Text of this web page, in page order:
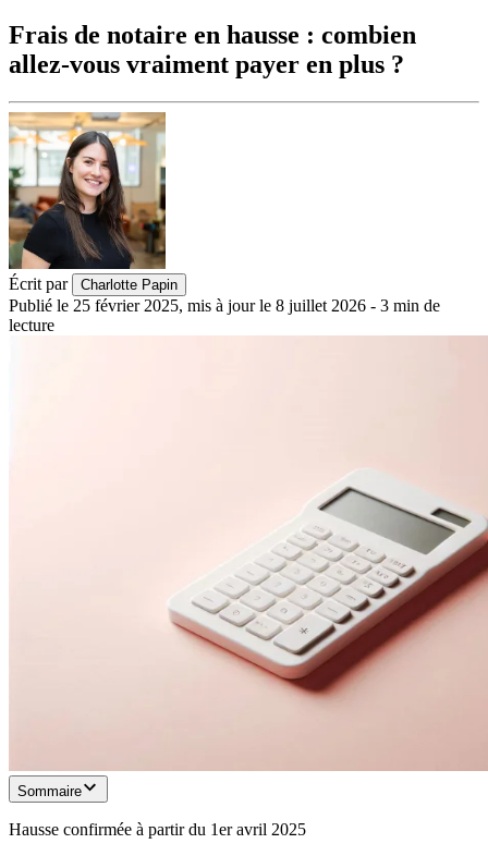
Frais de notaire en hausse : combien
allez-vous vraiment payer en plus ?
Écrit par Charlotte Papin
Publié le 25 février 2025, mis à jour le 8 juillet 2026 - 3 min de
lecture
Sommaire
Hausse confirmée à partir du 1er avril 2025